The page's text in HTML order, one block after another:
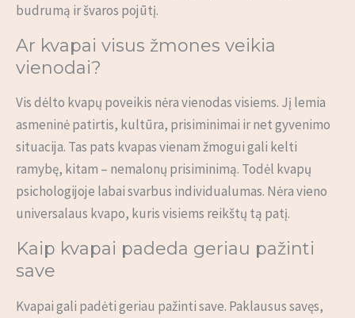
budrumą ir švaros pojūtį.
Ar kvapai visus žmones veikia
vienodai?
Vis dėlto kvapų poveikis nėra vienodas visiems. Jį lemia
asmeninė patirtis, kultūra, prisiminimai ir net gyvenimo
situacija. Tas pats kvapas vienam žmogui gali kelti
ramybę, kitam – nemalonų prisiminimą. Todėl kvapų
psichologijoje labai svarbus individualumas. Nėra vieno
universalaus kvapo, kuris visiems reikštų tą patį.
Kaip kvapai padeda geriau pažinti
save
Kvapai gali padėti geriau pažinti save. Paklausus savęs,